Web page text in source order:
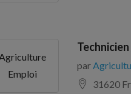
Emploi
par
31620